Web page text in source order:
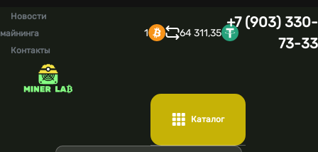
Новости
майнинга
Контакты
1 64 311,35
+7 (903) 330-
73-33
Каталог